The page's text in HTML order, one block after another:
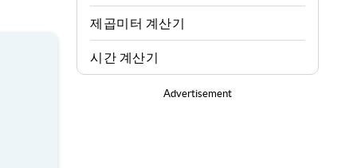
제곱미터 계산기
시간 계산기
Advertisement